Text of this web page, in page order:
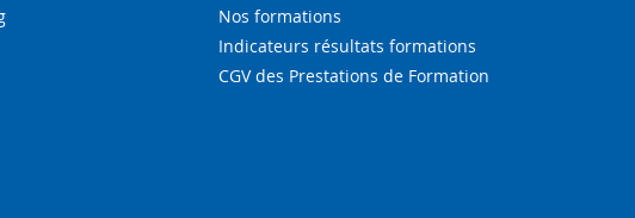
Nos formations
Indicateurs résultats formations
CGV des Prestations de Formation